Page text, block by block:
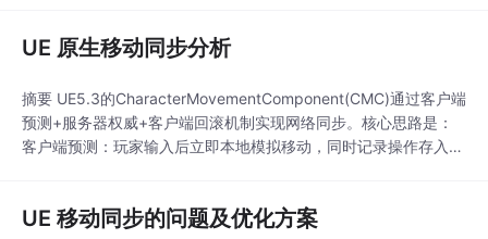
UE 原生移动同步分析
摘要 UE5.3的CharacterMovementComponent(CMC)通过客户端
预测+服务器权威+客户端回滚机制实现网络同步。核心思路是：
客户端预测：玩家输入后立即本地模拟移动，同时记录操作存入队
位置，再重放后续未确认操作 实现要点： 三种角色(服务器/本地
UE 移动同步的问题及优化方案